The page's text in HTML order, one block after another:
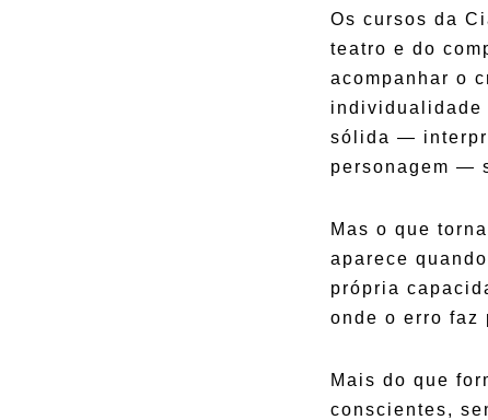
Os cursos da
teatro e do
acompanhar o
individualidade
sólida —
personagem —
Mas o que
aparece
própria
onde o erro faz
Mais do que
conscientes,